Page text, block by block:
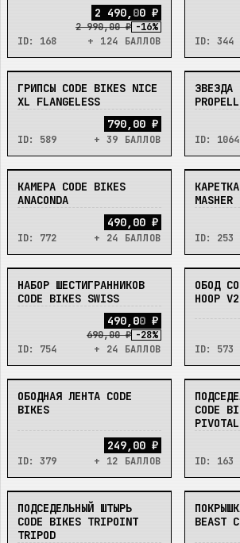
ID: 168
2 490,00 ₽
2 990,00 ₽ -16%
+ 124 БАЛЛОВ
ID: 344
НЕТ
ГРИПСЫ CODE BIKES NICE
XL FLANGELESS
ID: 589
790,00 ₽
+ 39 БАЛЛОВ
НЕТ
ЗВЕЗДА
ID: 1064
НЕТ
КАМЕРА CODE BIKES
ANACONDA
ID: 772
490,00 ₽
+ 24 БАЛЛОВ
НЕТ
ID: 253
НЕТ
НАБОР ШЕСТИГРАННИКОВ
CODE BIKES SWISS
ID: 754
490,00 ₽
690,00 ₽ -28%
+ 24 БАЛЛОВ
НЕТ
ОБОД
HOOP V2
ID: 573
НЕТ
ОБОДНАЯ ЛЕНТА CODE
BIKES
ID: 379
249,00 ₽
+ 12 БАЛЛОВ
НЕТ
CODE
PIVOTAL
ID: 163
НЕТ
ПОДСЕДЕЛЬНЫЙ ШТЫРЬ
CODE BIKES TRIPOINT
TRIPOD
НЕТ
BEAST